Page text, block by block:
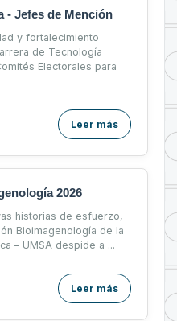
- Jefes de Mención
y fortalecimiento
de Tecnología
Electorales para
Leer más
2026
historias de esfuerzo,
Bioimagenología de la
– UMSA despide a ...
Leer más